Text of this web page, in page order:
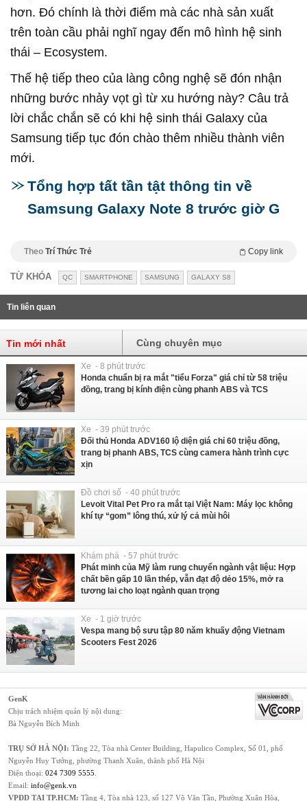
hơn. Đó chính là thời điểm mà các nhà sản xuất
trên toàn cầu phải nghĩ ngay đến mô hình hệ sinh
thái – Ecosystem.
Thế hệ tiếp theo của làng công nghệ sẽ đón nhận
những bước nhảy vọt gì từ xu hướng này? Câu trả
lời chắc chắn sẽ có khi hệ sinh thái Galaxy của
Samsung tiếp tục đón chào thêm nhiều thành viên
mới.
Tổng hợp tất tần tật thông tin về
Samsung Galaxy Note 8 trước giờ G
Theo Trí Thức Trẻ Copy link
TỪ KHÓA QC SMARTPHONE SAMSUNG GALAXY S8
Tin liên quan
Tin mới nhất Cùng chuyên mục
Xe - 8 phút trước
Honda chuẩn bị ra mắt "tiểu Forza" giá chỉ từ 58 triệu
đồng, trang bị kính điện cùng phanh ABS và TCS
Xe - 39 phút trước
Đối thủ Honda ADV160 lộ diện giá chỉ 60 triệu đồng,
trang bị phanh ABS, TCS cùng camera hành trình cực
xịn
Đồ chơi số - 40 phút trước
Levoit Vital Pet Pro ra mắt tại Việt Nam: Máy lọc không
khí tự “gom” lông thú, xử lý cả mùi hôi
Khám phá - 57 phút trước
Phát minh của Mỹ làm rung chuyển ngành vật liệu: Hợp
chất bền gấp 10 lần thép, vẫn đạt độ dẻo 15%, mở ra
tương lai cho loạt ngành quan trọng
Xe - 1 giờ trước
Vespa mang bộ sưu tập 80 năm khuấy động Vietnam
Scooters Fest 2026
GenK
Chịu trách nhiệm quản lý nội dung:
Bà Nguyễn Bích Minh
TRỤ SỞ HÀ NỘI: Tầng 22, Tòa nhà Center Building, Hapulico Complex, Số 01, phố
Nguyễn Huy Tưởng, phường Thanh Xuân, thành phố Hà Nội
Điện thoại: 024 7309 5555
Email: info@genk.vn
VPĐD TẠI TP.HCM: Tầng 4, Tòa nhà 123, số 127 Võ Văn Tần, Phường Xuân Hòa,